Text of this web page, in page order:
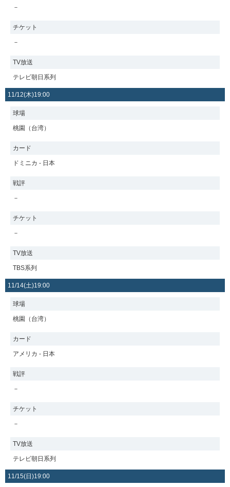
－
チケット
－
TV放送
テレビ朝日系列
11/12(木)19:00
球場
桃園（台湾）
カード
ドミニカ - 日本
戦評
－
チケット
－
TV放送
TBS系列
11/14(土)19:00
球場
桃園（台湾）
カード
アメリカ - 日本
戦評
－
チケット
－
TV放送
テレビ朝日系列
11/15(日)19:00